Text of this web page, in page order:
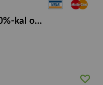
kal o...